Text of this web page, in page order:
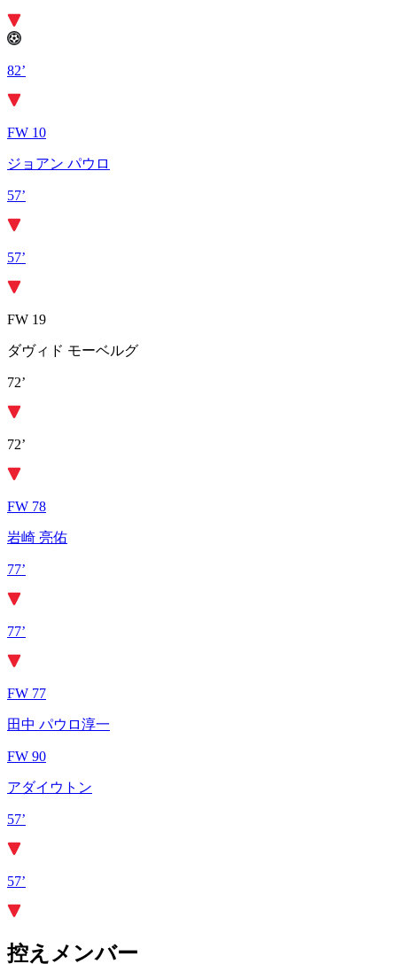
82’
FW 10
ジョアン パウロ
57’
57’
FW 19
ダヴィド モーベルグ
72’
72’
FW 78
岩崎 亮佑
77’
77’
FW 77
田中 パウロ淳一
FW 90
アダイウトン
57’
57’
控えメンバー